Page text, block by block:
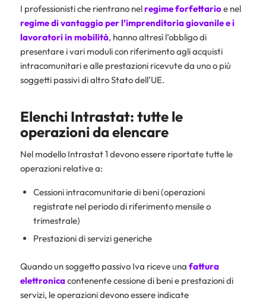
I professionisti che rientrano nelregime forfettarioe nel
regime di vantaggio per l’imprenditoria giovanile e i
lavoratori in mobilità, hanno altresì l’obbligo di
presentare i vari moduli con riferimento agli acquisti
intracomunitari e alle prestazioni ricevute da uno o più
soggetti passivi di altro Stato dell’UE.
Elenchi Intrastat: tutte le
operazioni da elencare
Nel modello Intrastat 1 devono essere riportate tutte le
operazioni relative a:
Cessioni intracomunitarie di beni (operazioni
registrate nel periodo di riferimento mensile o
trimestrale)
Prestazioni di servizi generiche
Quando un soggetto passivo Iva riceve una fattura
elettronicacontenente cessione di beni e prestazioni di
servizi, le operazioni devono essere indicate